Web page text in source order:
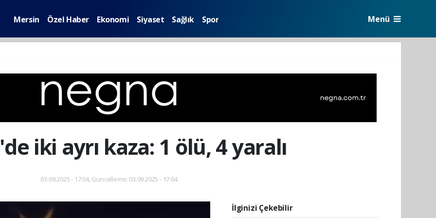
Mersin Özel Haber Ekonomi Siyaset Sağlık Spor Menü
iki ayrı kaza: 1 ölü, 4 yaralı
03.09.2025 - 17:04, Güncelleme: 03.09.2025 - 17:04
İlginizi Çekebilir